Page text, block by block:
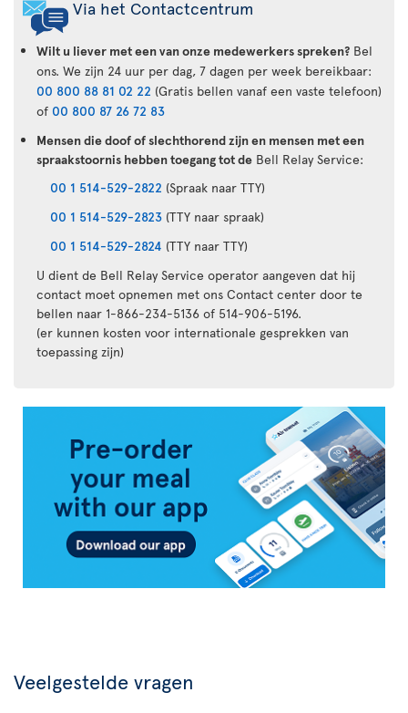
Via het Contactcentrum
Wilt u liever met een van onze medewerkers spreken? Bel
ons. We zijn 24 uur per dag, 7 dagen per week bereikbaar:
00 800 88 81 02 22 (Gratis bellen vanaf een vaste telefoon)
of 00 800 87 26 72 83
Mensen die doof of slechthorend zijn en mensen met een
spraakstoornis hebben toegang tot de Bell Relay Service:
00 1 514-529-2822 (Spraak naar TTY)
00 1 514-529-2823 (TTY naar spraak)
00 1 514-529-2824 (TTY naar TTY)
U dient de Bell Relay Service operator aangeven dat hij
contact moet opnemen met ons Contact center door te
bellen naar 1-866-234-5136 of 514-906-5196.
(er kunnen kosten voor internationale gesprekken van
toepassing zijn)
Transat
Veelgestelde vragen